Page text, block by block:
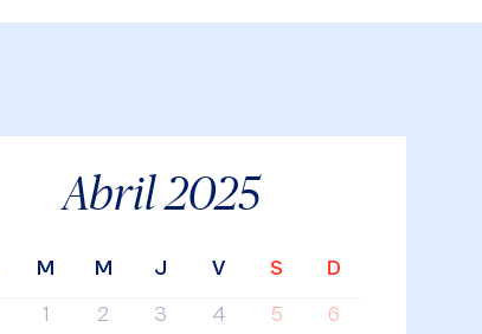
Abril2025
M M J V S
D
1
2 3 4 5
6